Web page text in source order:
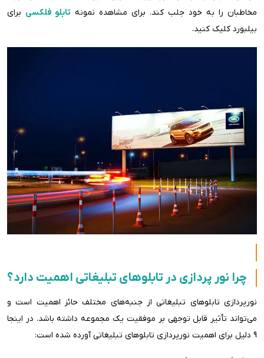
مخاطبان را به خود جلب کند. برای مشاهده نمونه تابلو فلکسی برای
بیلبورد کلیک کنید.
چرا نور پردازی در تابلوهای تبلیغاتی اهمیت دارد؟
نورپردازی تابلوهای تبلیغاتی از جنبه‌های مختلف حائز اهمیت است و
می‌تواند تأثیر قابل توجهی بر موفقیت یک مجموعه داشته باشد. در اینجا
9 دلیل برای اهمیت نورپردازی تابلوهای تبلیغاتی آورده شده است: